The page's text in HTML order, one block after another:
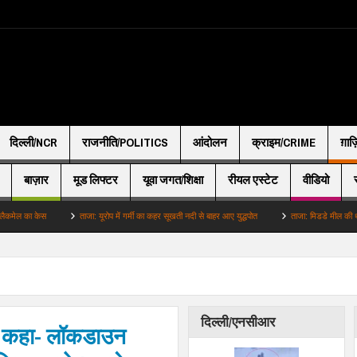
दिल्ली/NCR राजनीति/POLITICS आंदोलन क्राइम/CRIME
बाज़ार मूड लिफ्टर यूवा जगत/शिक्षा रीयल एस्टेट वीडियो
ताजा: यूरोप में गर्मी का कहर सूखती नदी से बाहर आए युद्धपोत ताजा: मिडडे मील की थाली में पानी
लॉकडाउन
दिल्ली/एनसीआर